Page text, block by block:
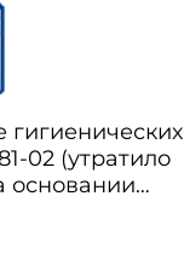
гигиенических
02 (утратило
основании